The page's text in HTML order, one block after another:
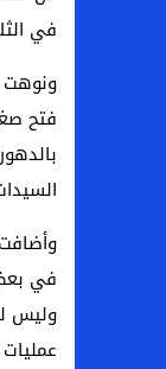
في
ونوهت
فتح
في